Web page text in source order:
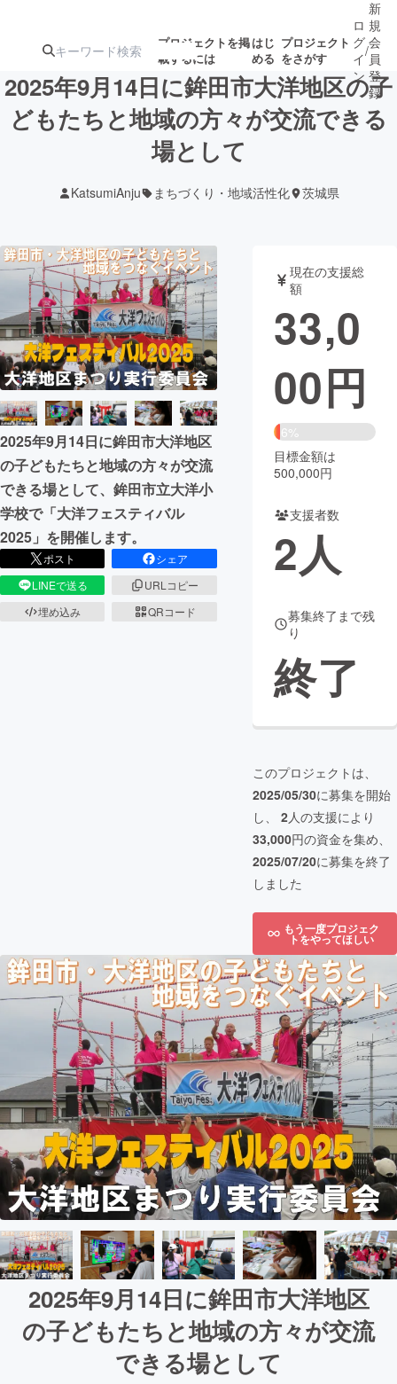
プロジェクトを掲
載するには
はじ
める
プロジェクト
をさがす
注目の新着プロ 募集終了が近いプ
テクノロジー・ガジェット
映像・映画 書籍・雑誌
ビジネス・起業 チャレンジ
まちづくり・地域活性化
CAMPFIRE for Social Good
CAMPFIRE Creation
CAMPFIREふるさと納税
コミュニティ
ロ
グ
イ
ン
/
新
規
会
員
登
録
2025年9月14日に鉾田市大洋地区の子
どもたちと地域の方々が交流できる
場として
KatsumiAnju まちづくり・地域活性化 茨城県
2025年9月14日に鉾田市大洋地区
の子どもたちと地域の方々が交流
できる場として、鉾田市立大洋小
学校で「大洋フェスティバル
2025」を開催します。
ポスト
シェア
LINEで送る
URLコピー
埋め込み
QRコード
現在の支援総
額
33,0
00円
6%
目標金額は
500,000円
支援者数
2人
募集終了まで残
り
終了
このプロジェクトは、
2025/05/30に募集を開始
し、 2人の支援により
33,000円の資金を集め、
2025/07/20に募集を終了
しました
もう一度プロジェク
トをやってほしい
2025年9月14日に鉾田市大洋地区
の子どもたちと地域の方々が交流
できる場として